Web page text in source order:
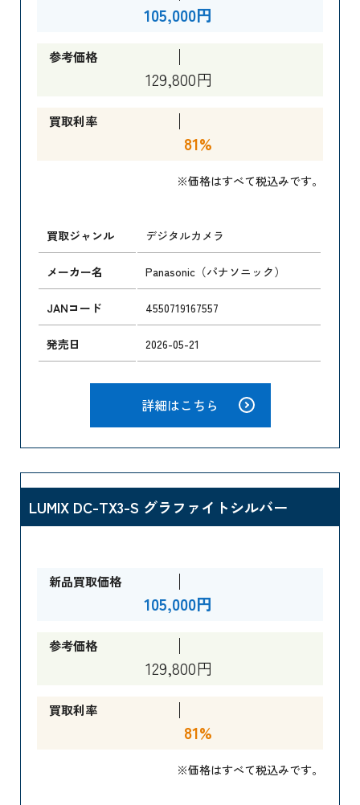
105,000円
参考価格
129,800円
買取利率
81%
※価格はすべて税込みです。
買取ジャンル デジタルカメラ
メーカー名 Panasonic（パナソニック）
JANコード 4550719167557
発売日 2026-05-21
詳細はこちら
LUMIX DC-TX3-S グラファイトシルバー
新品買取価格
105,000円
参考価格
129,800円
買取利率
81%
※価格はすべて税込みです。